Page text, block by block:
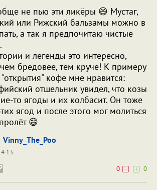
не пью эти ликёры 😄 Мустаг,
или Рижский бальзамы можно в
а так я предпочитаю чистые
и легенды это интересно,
бредовее, тем круче! К примеру
"открытия" кофе мне нравится:
отшельник увидел, что козы
то ягоды и их колбасит. Он тоже
ягод и после этого мог молиться
😄
Vinny_The_Poo
0
0